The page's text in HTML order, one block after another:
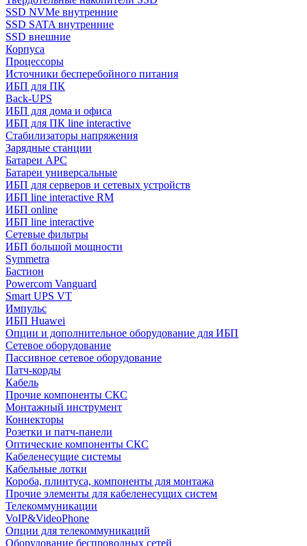
SSD NVMe внутренние
SSD SATA внутренние
SSD внешние
Корпуса
Процессоры
Источники бесперебойного питания
ИБП для ПК
Back-UPS
ИБП для дома и офиса
ИБП для ПК linе interactive
Стабилизаторы напряжения
Зарядные станции
Батареи APC
Батареи универсальные
ИБП для серверов и сетевых устройств
ИБП line interactive RM
ИБП online
ИБП linе interactive
Сетевые фильтры
ИБП большой мощности
Symmetra
Бастион
Powercom Vanguard
Smart UPS VT
Импульс
ИБП Huawei
Опции и дополнительное оборудование для ИБП
Сетевое оборудование
Пассивное сетевое оборудование
Патч-корды
Кабель
Прочие компоненты СКС
Монтажный инструмент
Коннекторы
Розетки и патч-панели
Оптические компоненты СКС
Кабеленесущие системы
Кабельные лотки
Короба, плинтуса, компоненты для монтажа
Прочие элементы для кабеленесущих систем
Телекоммуникации
VoIP&VideoPhone
Опции для телекоммуникаций
Оборудование беспроводных сетей